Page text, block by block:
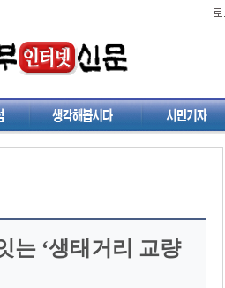
는 ‘생태거리 교량